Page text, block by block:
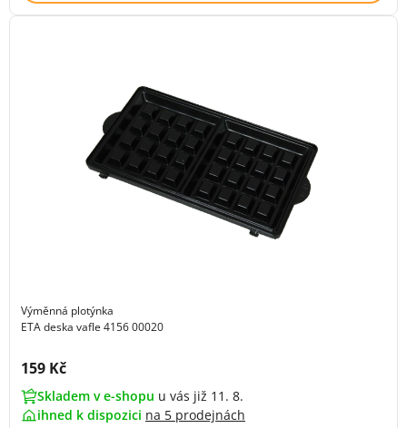
Výměnná plotýnka
ETA deska vafle 4156 00020
Cena s DPH:
159 Kč
Skladem v e-shopu u vás již 11. 8.
ihned k dispozici na 5 prodejnách